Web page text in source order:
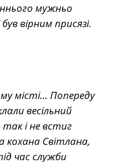
мужньо
вірним присязі.
місті… Попереду
весільний
і не встиг
кохана Світлана,
час служби